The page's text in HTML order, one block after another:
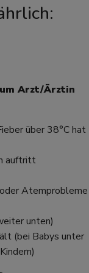
Arzt/Ärztin
über 38°C hat
auftritt
Atemprobleme
unten)
(bei Babys unter